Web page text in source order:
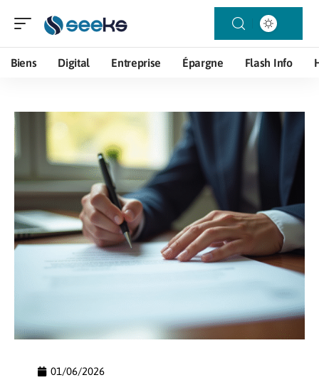
Biens Digital Entreprise Épargne Flash Info
01/06/2026